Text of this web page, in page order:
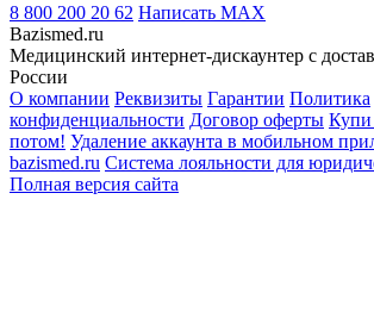
8 800 200 20 62 Написать MAX
Bazismed.ru
Медицинский интернет-дискаунтер с
России
О компании Реквизиты Гарантии Политика
конфиденциальности Договор оферты Купи
потом! Удаление аккаунта в мобильном
bazismed.ru Система лояльности для
Полная версия сайта